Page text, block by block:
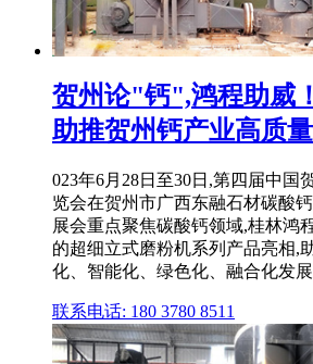
贺州论"钙",鸿程助威
助推贺州钙产业高质
023年6月28日至30日,第四届中国
览会在贺州市广西东融石材碳酸
展会重点聚焦碳酸钙领域,桂林鸿
的超细立式磨粉机系列产品亮相,
化、智能化、绿色化、融合化发展
联系电话: 180 3780 8511